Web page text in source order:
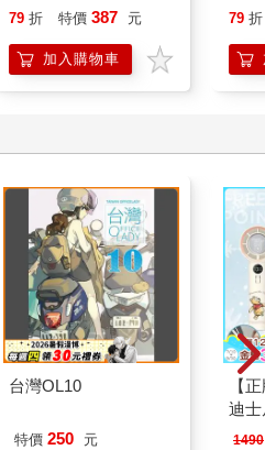
貓漫畫學歷史】
79 折 特價 387 元
加入購物車
喵
79 折
台灣OL10
特價 250 元
【
迪
冰
1490